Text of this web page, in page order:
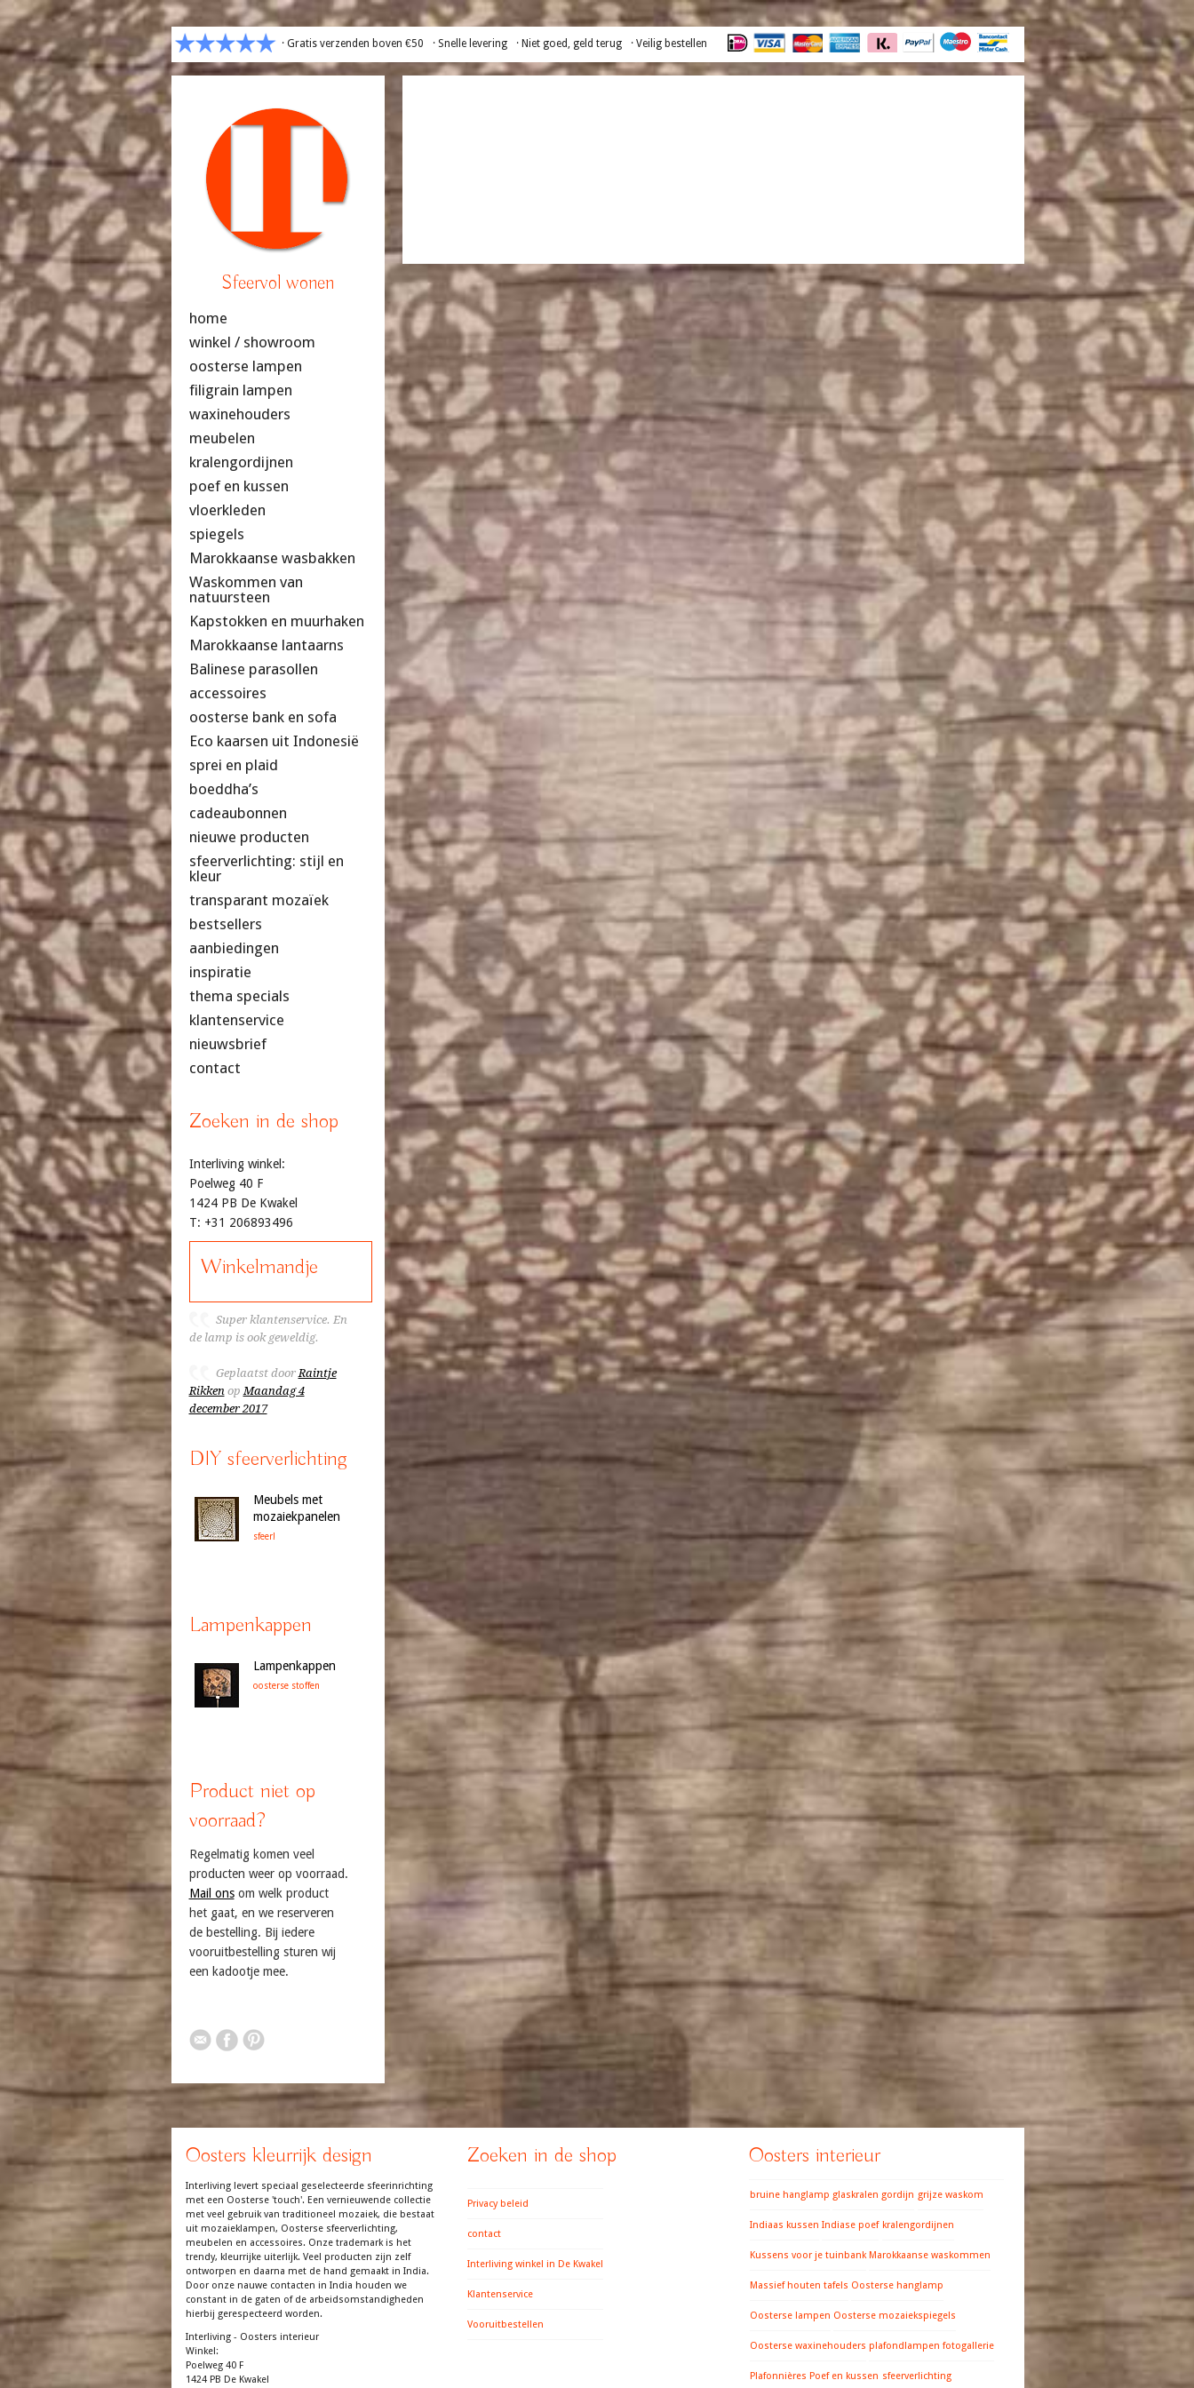
· Gratis verzenden boven €50 · Snelle levering · Niet goed, geld terug · Veilig bestellen
Sfeervol wonen
home
winkel / showroom
oosterse lampen
filigrain lampen
waxinehouders
meubelen
kralengordijnen
poef en kussen
vloerkleden
spiegels
Marokkaanse wasbakken
Waskommen van
natuursteen
Kapstokken en muurhaken
Marokkaanse lantaarns
Balinese parasollen
accessoires
oosterse bank en sofa
Eco kaarsen uit Indonesië
sprei en plaid
boeddha’s
cadeaubonnen
nieuwe producten
sfeerverlichting: stijl en
kleur
transparant mozaïek
bestsellers
aanbiedingen
inspiratie
thema specials
klantenservice
nieuwsbrief
contact
Zoeken in de shop
Interliving winkel:
Poelweg 40 F
1424 PB De Kwakel
T: +31 206893496
Winkelmandje
Super klantenservice. En
de lamp is ook geweldig.
Geplaatst doorRaintje
RikkenopMaandag 4
december 2017
DIY sfeerverlichting
Meubels met
mozaiekpanelen
sfeer!
Lampenkappen
Lampenkappen
oosterse stoffen
Product niet op
voorraad?
Regelmatig komen veel
producten weer op voorraad.
Mail onsom welk product
het gaat, en we reserveren
de bestelling. Bij iedere
vooruitbestelling sturen wij
een kadootje mee.
Oosters kleurrijk design
Interliving levert speciaal geselecteerde sfeerinrichting
met een Oosterse 'touch'. Een vernieuwende collectie
met veel gebruik van traditioneel mozaiek, die bestaat
uit mozaieklampen, Oosterse sfeerverlichting,
meubelen en accessoires. Onze trademark is het
trendy, kleurrijke uiterlijk. Veel producten zijn zelf
ontworpen en daarna met de hand gemaakt in India.
Door onze nauwe contacten in India houden we
constant in de gaten of de arbeidsomstandigheden
hierbij gerespecteerd worden.
Interliving - Oosters interieur
Winkel:
Poelweg 40 F
1424 PB De Kwakel
Zoeken in de shop
Privacy beleid
contact
Interliving winkel in De Kwakel
Klantenservice
Vooruitbestellen
Oosters interieur
bruine hanglamp glaskralen gordijn grijze waskom
Indiaas kussen Indiase poef kralengordijnen
Kussens voor je tuinbank Marokkaanse waskommen
Massief houten tafels Oosterse hanglamp
Oosterse lampen Oosterse mozaiekspiegels
Oosterse waxinehouders plafondlampen fotogallerie
Plafonnières Poef en kussen sfeerverlichting